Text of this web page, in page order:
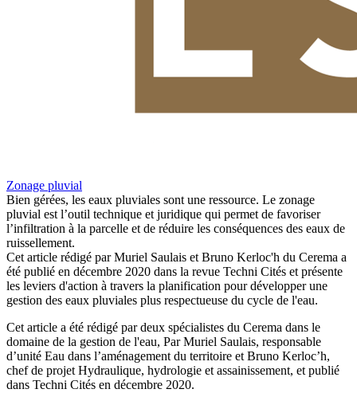
Zonage pluvial
Bien gérées, les eaux pluviales sont une ressource. Le zonage
pluvial est l’outil technique et juridique qui permet de favoriser
l’infiltration à la parcelle et de réduire les conséquences des eaux de
ruissellement.
Cet article rédigé par Muriel Saulais et Bruno Kerloc'h du Cerema a
été publié en décembre 2020 dans la revue Techni Cités et présente
les leviers d'action à travers la planification pour développer une
gestion des eaux pluviales plus respectueuse du cycle de l'eau.
Cet article a été rédigé par deux spécialistes du Cerema dans le
domaine de la gestion de l'eau, Par Muriel Saulais, responsable
d’unité Eau dans l’aménagement du territoire et Bruno Kerloc’h,
chef de projet Hydraulique, hydrologie et assainissement, et publié
dans Techni Cités en décembre 2020.